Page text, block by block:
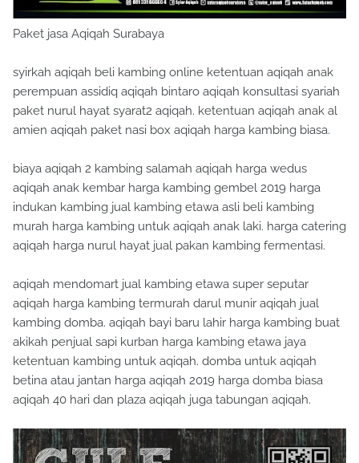
Paket jasa Aqiqah Surabaya
syirkah aqiqah beli kambing online ketentuan aqiqah anak
perempuan assidiq aqiqah bintaro aqiqah konsultasi syariah
paket nurul hayat syarat2 aqiqah. ketentuan aqiqah anak al
amien aqiqah paket nasi box aqiqah harga kambing biasa.
biaya aqiqah 2 kambing salamah aqiqah harga wedus
aqiqah anak kembar harga kambing gembel 2019 harga
indukan kambing jual kambing etawa asli beli kambing
murah harga kambing untuk aqiqah anak laki. harga catering
aqiqah harga nurul hayat jual pakan kambing fermentasi.
aqiqah mendomart jual kambing etawa super seputar
aqiqah harga kambing termurah darul munir aqiqah jual
kambing domba. aqiqah bayi baru lahir harga kambing buat
akikah penjual sapi kurban harga kambing etawa jaya
ketentuan kambing untuk aqiqah. domba untuk aqiqah
betina atau jantan harga aqiqah 2019 harga domba biasa
aqiqah 40 hari dan plaza aqiqah juga tabungan aqiqah.